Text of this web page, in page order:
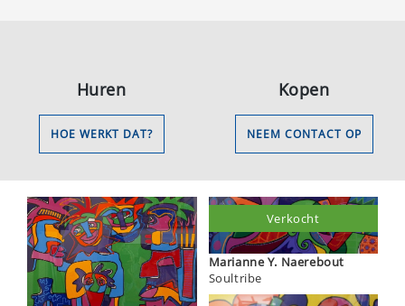
Huren
HOE WERKT DAT?
Kopen
NEEM CONTACT OP
Marianne Y. Naerebout
Soultribe
Verkocht